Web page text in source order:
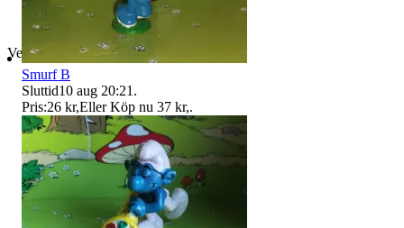
Verifierad
Smurf B
Sluttid10 aug 20:21 .
Pris:26 kr,Eller Köp nu 37 kr,.